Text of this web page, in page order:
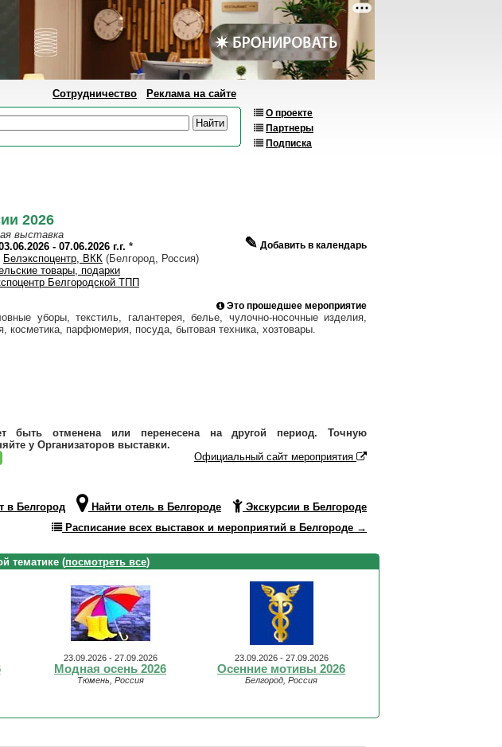
О проекте
Партнеры
Подписка
Сотрудничество Реклама на сайте
2026
выставка
- 07.06.2026 г.г. * ✎ Добавить в календарь
Белэкспоцентр, ВКК (Белгород, Россия)
товары, подарки
Белгородской ТПП
Это прошедшее мероприятие
уборы, текстиль, галантерея, белье, чулочно-носочные изделия,
косметика, парфюмерия, посуда, бытовая техника, хозтовары.
быть отменена или перенесена на другой период. Точную
у Организаторов выставки.
Официальный сайт мероприятия
в Белгород Найти отель в Белгороде
Экскурсии в Белгороде
Расписание всех выставок и мероприятий в Белгороде →
тематике (посмотреть все)
23.09.2026 - 27.09.2026
Модная осень 2026
Тюмень, Россия
23.09.2026 - 27.09.2026
Осенние мотивы 2026
Белгород, Россия